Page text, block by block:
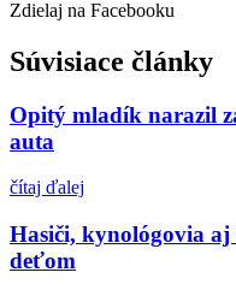
Zdielaj na Facebooku
Súvisiace články
Opitý mladík narazil
auta
čítaj ďalej
Hasiči, kynológovia aj
deťom